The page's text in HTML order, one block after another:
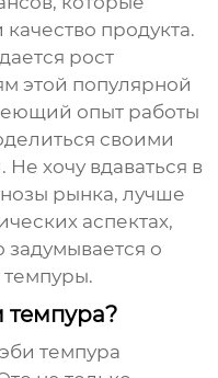
продукта.
рост
этой популярной
опыт работы
своими
хочу вдаваться в
рынка, лучше
аспектах,
задумывается о
темпуры.
темпура?
эби темпура